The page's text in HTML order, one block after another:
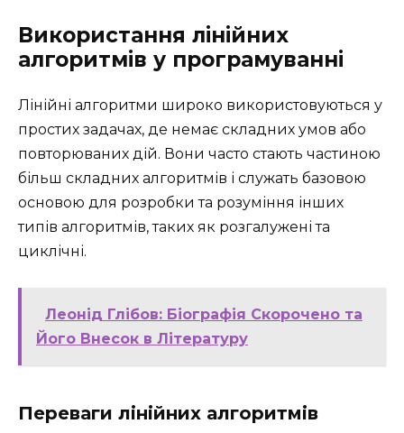
Використання лінійних
алгоритмів у програмуванні
Лінійні алгоритми широко використовуються у
простих задачах, де немає складних умов або
повторюваних дій. Вони часто стають частиною
більш складних алгоритмів і служать базовою
основою для розробки та розуміння інших
типів алгоритмів, таких як розгалужені та
циклічні.
Леонід Глібов: Біографія Скорочено та
Його Внесок в Літературу
Переваги лінійних алгоритмів